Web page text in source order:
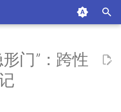
门”：跨性